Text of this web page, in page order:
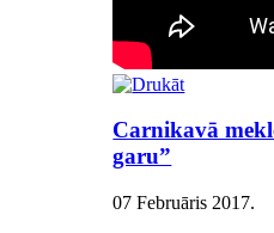
Carnikavā
garu”
07 Februāris 2017.